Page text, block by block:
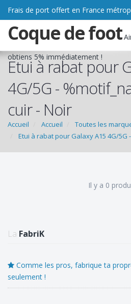
Frais de port offert en France
Coque de foot
obtiens 5% immédiatement !
Etui à rabat pour
4G/5G -
cuir - Noir
Accueil Accueil Toutes les
Etui à rabat pour Galaxy A15 4G/5G
Il y a 0
La FabriK
Comme les pros, fabrique ta
seulement !